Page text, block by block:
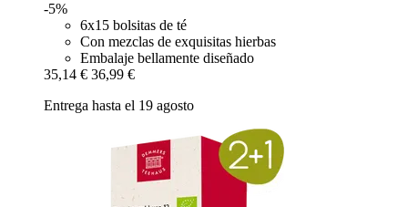
-5%
6x15 bolsitas de té
Con mezclas de exquisitas hierbas
Embalaje bellamente diseñado
35,14 € 36,99 €
Entrega hasta el 19 agosto